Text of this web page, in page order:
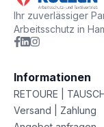
Ihr zuverlässiger
Arbeitsschutz in
Informationen
RETOURE |
Versand | Zahlung